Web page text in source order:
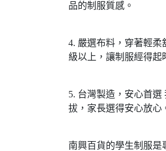
品的制服質感。
4. 嚴選布料，穿著輕
級以上，讓制服經得起
5. 台灣製造，安心首
拔，家長選得安心放心
南興百貨的學生制服是